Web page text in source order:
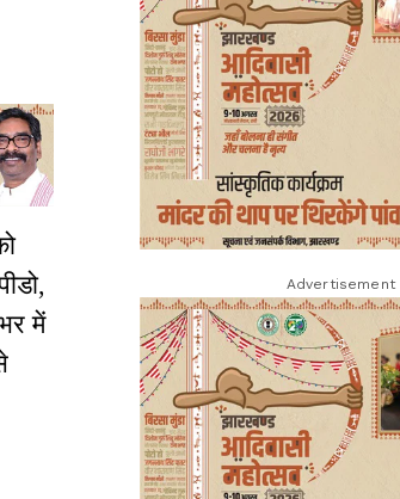
में
Advertisement